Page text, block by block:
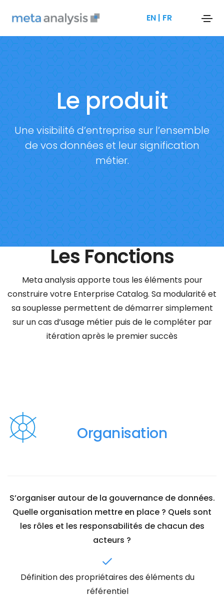
EN| FR
Le produit
Une visibilité d’entreprise sur l’ensemble
de vos données et leur signification
métier.
Les Fonctions
Meta analysis apporte tous les éléments pour
construire votre Enterprise Catalog. Sa modularité et
sa souplesse permettent de démarrer simplement
sur un cas d’usage métier puis de le compléter par
itération après le premier succès
Organisation
S’organiser autour de la gouvernance de données.
Quelle organisation mettre en place ? Quels sont
les rôles et les responsabilités de chacun des
acteurs ?
Définition des propriétaires des éléments du
référentiel